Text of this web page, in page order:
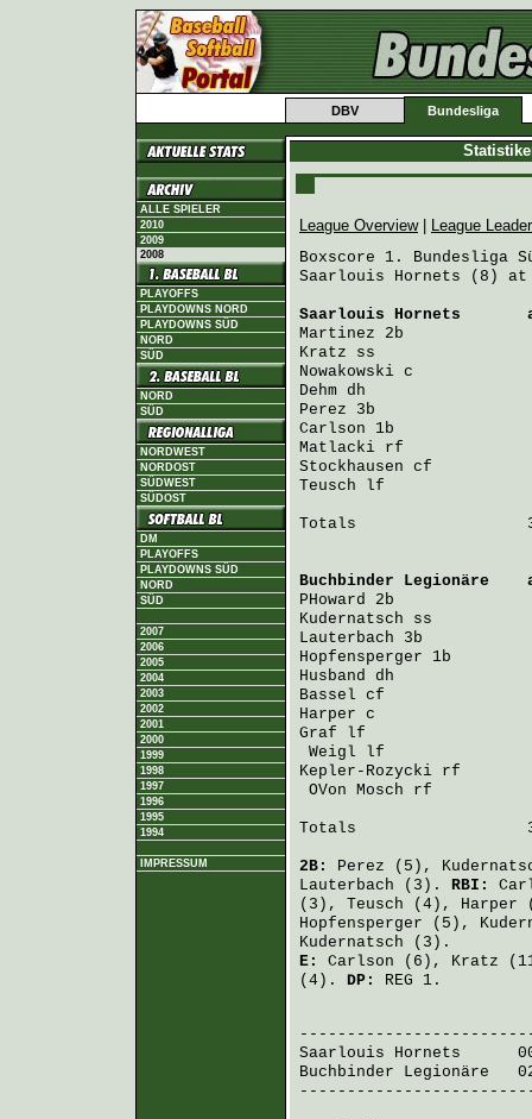
DBV Bundesliga
ALLE SPIELER
2010
2009
2008
PLAYOFFS
PLAYDOWNS NORD
PLAYDOWNS SÜD
NORD
SÜD
NORD
SÜD
NORDWEST
NORDOST
SÜDWEST
SÜDOST
DM
PLAYOFFS
PLAYDOWNS SÜD
NORD
SÜD
2007
2006
2005
2004
2003
2002
2001
2000
1999
1998
1997
1996
1995
1994
IMPRESSUM
League Overview|
League
Boxscore 1. Bundesliga
Saarlouis Hornets (8) at
Saarlouis Hornets
Martinez 2b
Kratz ss                 5
Nowakowski c             4
Dehm dh                  5
Perez 3b                 4
Carlson 1b
Matlacki rf              3
Stockhausen cf
Teusch lf                2
Totals
Buchbinder Legionäre
PHoward 2b               4
Kudernatsch ss
Lauterbach 3b
Hopfensperger 1b
Husband dh
Bassel cf                4
Harper c                 5
Graf lf                  2
Weigl lf                0
Kepler-Rozycki rf
OVon Mosch rf           1
Totals
2B: Perez (5),
Lauterbach (3). RBI:
(3), Teusch (4), Harper
Hopfensperger (5),
Kudernatsch (3).
E: Carlson (6), Kratz
(4). DP:
REG 1.
Saarlouis Hornets
Buchbinder Legionäre